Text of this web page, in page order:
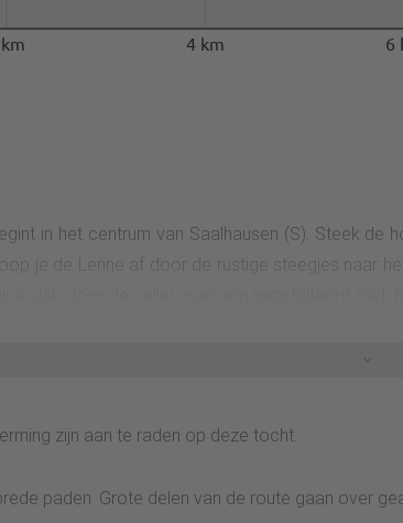
4 km 6
in het centrum van Saalhausen (S). Steek
je de Lenne af door de rustige steegjes naar
en zachtjes bergafwaarts door de glooiende
huizen bent gepasseerd, kun je de weg
het sparrenbos in en sla bij een kruising
hangen. Na 3,2 km verlaat je het
biedt een fantastisch uitzicht op Saalhausen en
zijn aan te raden op deze tocht.
paden. Grote delen van de route gaan over